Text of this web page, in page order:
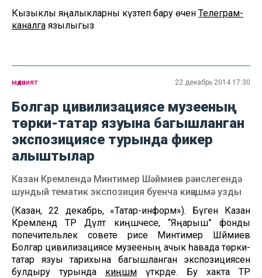
Кызыклы яңалыкларны күзәтеп бару өчен Телеграм-
каналга язылыгыз
мәдәният 22 декабрь 2014 17:30
Болгар цивилизациясе музееның
төрки-татар язуына багышланган
экспозициясе турында фикер
алыштылар
Казан Кремлендә Минтимер Шәймиев рәислегендә
шундый тематик экспозиция буенча киңәшмә узды
(Казан, 22 декабрь, «Татар-информ»). Бүген Казан
Кремлендә ТР Дәүләт киңәшчесе, “Яңарыш” фонды
попечительлек совете рәисе Минтимер Шәймиев
Болгар цивилизациясе музееның ачык һавада төрки-
татар язуы тарихына багышланган экспозициясен
булдыру турында киңәшмә үткәрде. Бу хакта ТР